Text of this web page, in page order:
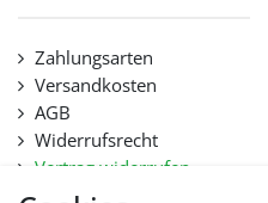
Zahlungsarten
Versandkosten
AGB
Widerrufsrecht
Vertrag widerrufen
Datenschutz